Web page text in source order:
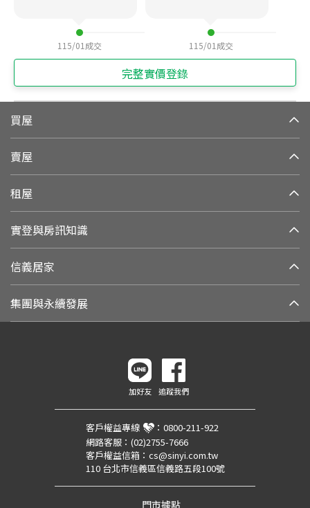
115/01 成交 115/01 成交
完整實價登錄
買屋
賣屋
租屋
實登與房訊知識
信義居家
集團與永續發展
加好友 追蹤我們
客戶權益專線 ： 0800-211-922
網路客服： (02)2755-7666
客戶權益信箱： cs@sinyi.com.tw
110 台北市信義區信義路五段100號
門市據點